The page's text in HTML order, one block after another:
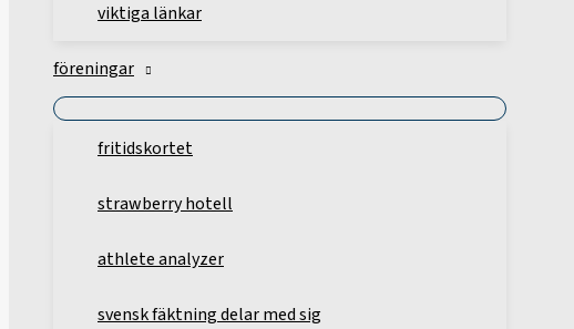
viktiga länkar
föreningar
fritidskortet
strawberry hotell
athlete analyzer
svensk fäktning delar med sig